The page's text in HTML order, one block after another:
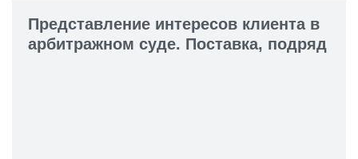
Представление интересов клиента в
арбитражном суде. Поставка, подряд